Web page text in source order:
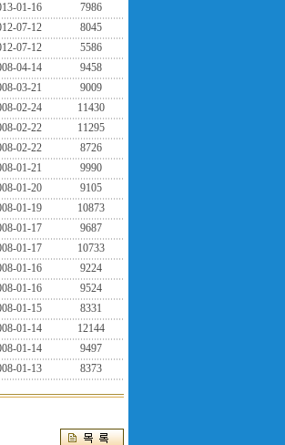
01-16
7986
07-12
8045
07-12
5586
04-14
9458
03-21
9009
02-24
11430
02-22
11295
02-22
8726
01-21
9990
01-20
9105
01-19
10873
01-17
9687
01-17
10733
01-16
9224
01-16
9524
01-15
8331
01-14
12144
01-14
9497
01-13 8373